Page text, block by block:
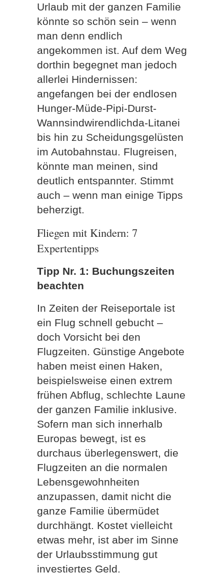
Urlaub mit der ganzen Familie
könnte so schön sein – wenn
man denn endlich
angekommen ist. Auf dem Weg
dorthin begegnet man jedoch
allerlei Hindernissen:
angefangen bei der endlosen
Hunger-Müde-Pipi-Durst-
Wannsindwirendlichda-Litanei
bis hin zu Scheidungsgelüsten
im Autobahnstau. Flugreisen,
könnte man meinen, sind
deutlich entspannter. Stimmt
auch – wenn man einige Tipps
beherzigt.
Fliegen mit Kindern: 7
Expertentipps
Tipp Nr. 1: Buchungszeiten
beachten
In Zeiten der Reiseportale ist
ein Flug schnell gebucht –
doch Vorsicht bei den
Flugzeiten. Günstige Angebote
haben meist einen Haken,
beispielsweise einen extrem
frühen Abflug, schlechte Laune
der ganzen Familie inklusive.
Sofern man sich innerhalb
Europas bewegt, ist es
durchaus überlegenswert, die
Flugzeiten an die normalen
Lebensgewohnheiten
anzupassen, damit nicht die
ganze Familie übermüdet
durchhängt. Kostet vielleicht
etwas mehr, ist aber im Sinne
der Urlaubsstimmung gut
investiertes Geld.